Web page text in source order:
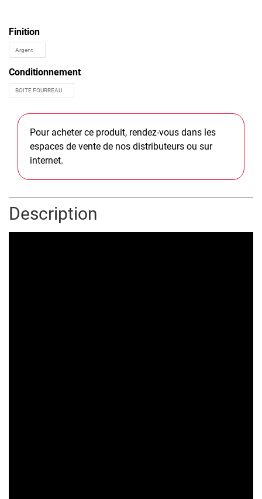
Finition
Conditionnement
Pour acheter ce produit, rendez-vous dans les
espaces de vente de nos distributeurs ou sur
internet.
Description